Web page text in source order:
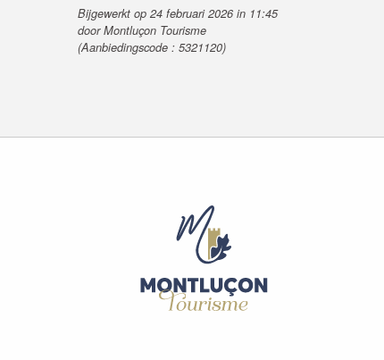
Bijgewerkt op 24 februari 2026 in 11:45
door Montluçon Tourisme
(Aanbiedingscode : 5321120)